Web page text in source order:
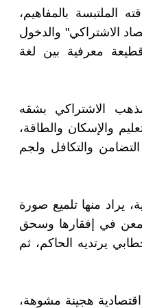
الملتبسة بالمفاهيم،
الاشتراكي" والدخول
معرفية بين لغة
الاشتراكي بشقه
والإسكان والطاقة،
والتكافل ولجم
تعبوية، يراد منها تلميع صورة
في إفقارها وسحق
يرتديه الحاكم، ثم
هوية اقتصادية هجينة مشوهة،